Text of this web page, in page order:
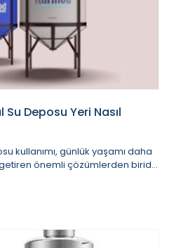
Deposu Yeri Nasıl
kullanımı, günlük yaşamı daha
önemli çözümlerden biridir.